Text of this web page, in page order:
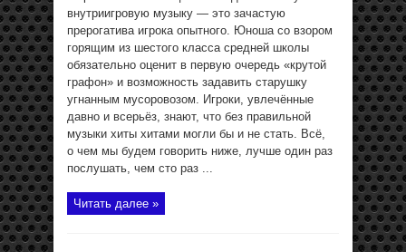
внутриигровую музыку — это зачастую
прерогатива игрока опытного. Юноша со взором
горящим из шестого класса средней школы
обязательно оценит в первую очередь «крутой
графон» и возможность задавить старушку
угнанным мусоровозом. Игроки, увлечённые
давно и всерьёз, знают, что без правильной
музыки хиты хитами могли бы и не стать. Всё,
о чем мы будем говорить ниже, лучше один раз
послушать, чем сто раз ...
Читать далее »